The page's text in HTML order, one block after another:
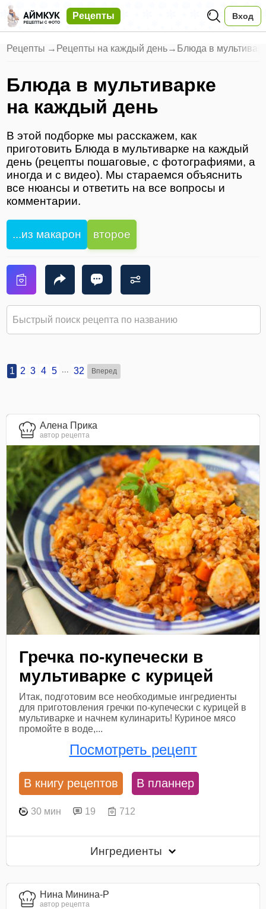
Рецепты Вход
Рецепты → Рецепты на каждый день→ Блюда в
Блюда в мультиварке
на каждый день
В этой подборке мы расскажем, как
приготовить Блюда в мультиварке на каждый
день (рецепты пошаговые, с фотографиями, а
иногда и с видео). Мы стараемся объяснить
все нюансы и ответить на все вопросы и
комментарии.
...из макарон второе
1 2 3 4 5 32 Вперед
Алена Прика
автор рецепта
Гречка по-купечески в
мультиварке с курицей
Итак, подготовим все необходимые ингредиенты
для приготовления гречки по-купечески с курицей в
мультиварке и начнем кулинарить! Куриное мясо
промойте в воде,...
Посмотреть рецепт
В книгу рецептов В планнер
30 мин 19 712
Ингредиенты
Нина Минина-Р
автор рецепта